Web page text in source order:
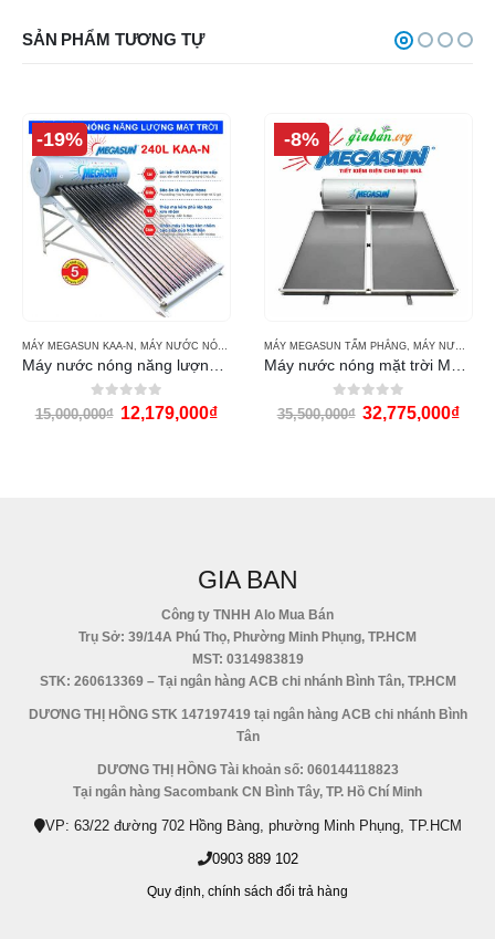
SẢN PHẨM TƯƠNG TỰ
-19%
MÁY MEGASUN KAA-N , MÁY NƯỚC NÓNG MẶT TRỜI MEGASUN
Máy nước nóng năng lượng mặt trời Megasun 240l KAA-N
0out of 5
15,000,000₫ 12,179,000₫
-8%
MÁY MEGASUN TẤM PHẲNG, MÁY NƯỚC NÓNG MẶT TRỜI MEGASUN
Máy nước nóng mặt trời Megasun 300L MGS300CA
0out of 5
35,500,000₫ 32,775,000₫
GIA BAN
Công ty TNHH Alo Mua Bán
Trụ Sở: 39/14A Phú Thọ, Phường Minh Phụng, TP.HCM
MST: 0314983819
STK: 260613369 – Tại ngân hàng ACB chi nhánh Bình Tân, TP.HCM
DƯƠNG THỊ HỒNG STK 147197419 tại ngân hàng ACB chi nhánh Bình
Tân
DƯƠNG THỊ HỒNG Tài khoản số: 060144118823
Tại ngân hàng Sacombank CN Bình Tây, TP. Hồ Chí Minh
VP: 63/22 đường 702 Hồng Bàng, phường Minh Phụng, TP.HCM
0903 889 102
Quy định, chính sách đổi trả hàng